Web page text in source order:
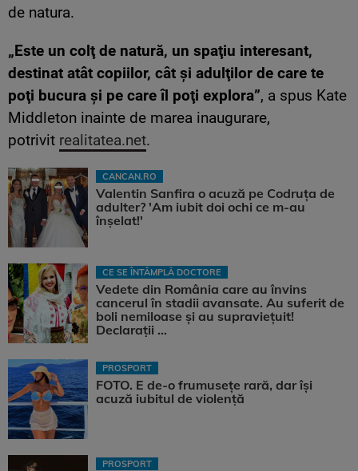
de natura.
„Este un colţ de natură, un spaţiu interesant,
destinat atât copiilor, cât şi adulţilor de care te
poţi bucura şi pe care îl poţi explora”, a spus Kate
Middleton inainte de marea inaugurare,
potrivit realitatea.net.
CANCAN.RO
Valentin Sanfira o acuză pe Codruța de
adulter? 'Am iubit doi ochi ce m-au
înșelat!'
CE SE ÎNTÂMPLĂ DOCTORE
Vedete din România care au învins
cancerul în stadii avansate. Au suferit de
boli nemiloase şi au supravieţuit!
Declarații ...
PROSPORT
FOTO. E de-o frumusețe rară, dar își
acuză iubitul de violență
PROSPORT